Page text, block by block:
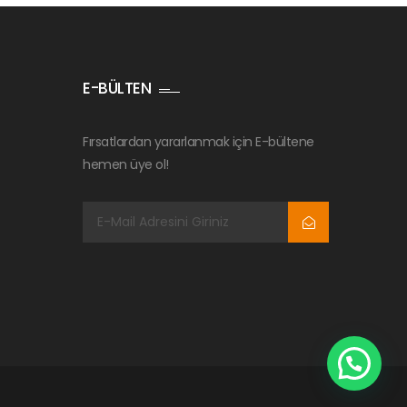
E-BÜLTEN
Fırsatlardan yararlanmak için E-bültene
hemen üye ol!